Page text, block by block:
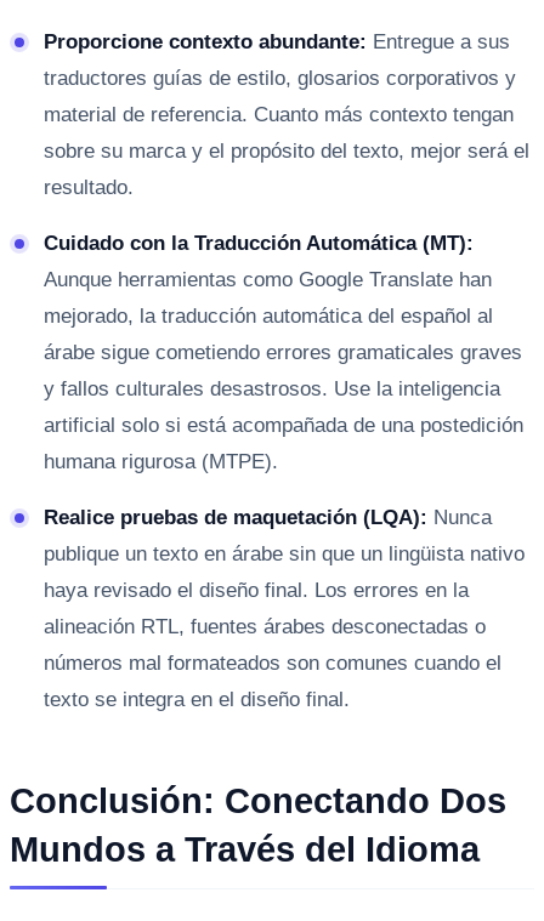
Proporcione contexto abundante: Entregue a sus
traductores guías de estilo, glosarios corporativos y
material de referencia. Cuanto más contexto tengan
sobre su marca y el propósito del texto, mejor será el
resultado.
Cuidado con la Traducción Automática (MT):
Aunque herramientas como Google Translate han
mejorado, la traducción automática del español al
árabe sigue cometiendo errores gramaticales graves
y fallos culturales desastrosos. Use la inteligencia
artificial solo si está acompañada de una postedición
humana rigurosa (MTPE).
Realice pruebas de maquetación (LQA): Nunca
publique un texto en árabe sin que un lingüista nativo
haya revisado el diseño final. Los errores en la
alineación RTL, fuentes árabes desconectadas o
números mal formateados son comunes cuando el
texto se integra en el diseño final.
Conclusión: Conectando Dos
Mundos a Través del Idioma